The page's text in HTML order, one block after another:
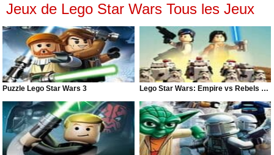
Jeux de Lego Star Wars Tous les Jeux
Puzzle Lego Star Wars 3 Lego Star Wars: Empire vs Rebels 2016